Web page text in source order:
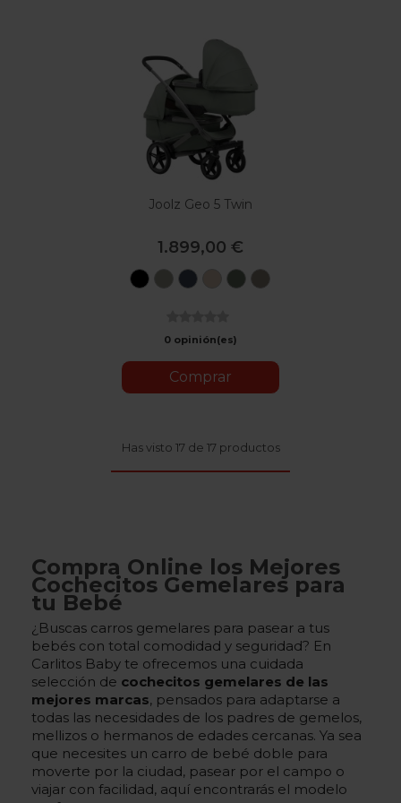
Joolz Geo 5 Twin
1.899,00 €
BlackSageNavySandyForest
0 opinión(es)
Comprar
Has visto 17 de 17 productos
Compra Online los Mejores
Cochecitos Gemelares para
tu Bebé
¿Buscas carros gemelares para pasear a tus
bebés con total comodidad y seguridad? En
Carlitos Baby te ofrecemos una cuidada
selección de cochecitos gemelares de las
mejores marcas, pensados para adaptarse a
todas las necesidades de los padres de gemelos,
mellizos o hermanos de edades cercanas. Ya sea
que necesites un carro de bebé doble para
moverte por la ciudad, pasear por el campo o
viajar con facilidad, aquí encontrarás el modelo